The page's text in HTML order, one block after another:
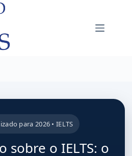
para 2026 • IELTS
sobre o IELTS: o